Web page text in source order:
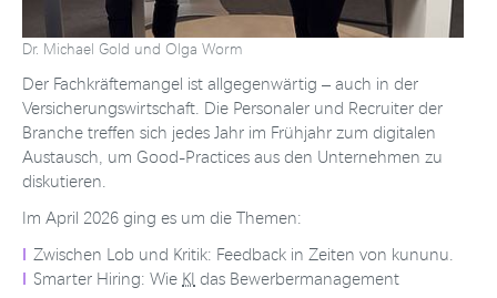
Dr. Michael Gold und Olga Worm
Der Fachkräftemangel ist allgegenwärtig – auch in der
Versicherungswirtschaft. Die Personaler und Recruiter der
Branche treffen sich jedes Jahr im Frühjahr zum digitalen
Austausch, um Good-Practices aus den Unternehmen zu
diskutieren.
Im April 2026 ging es um die Themen:
Zwischen Lob und Kritik: Feedback in Zeiten von kununu.
Smarter Hiring: Wie KI das Bewerbermanagement